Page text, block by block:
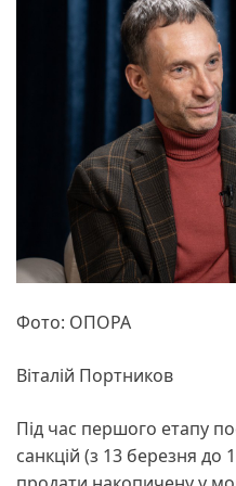
Фото: ОПОРА
Віталій Портников
Під час першого етапу
санкцій (з 13 березня до